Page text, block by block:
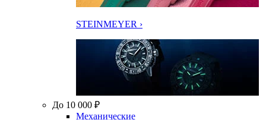
STEINMEYER ›
До 10 000 ₽
Механические